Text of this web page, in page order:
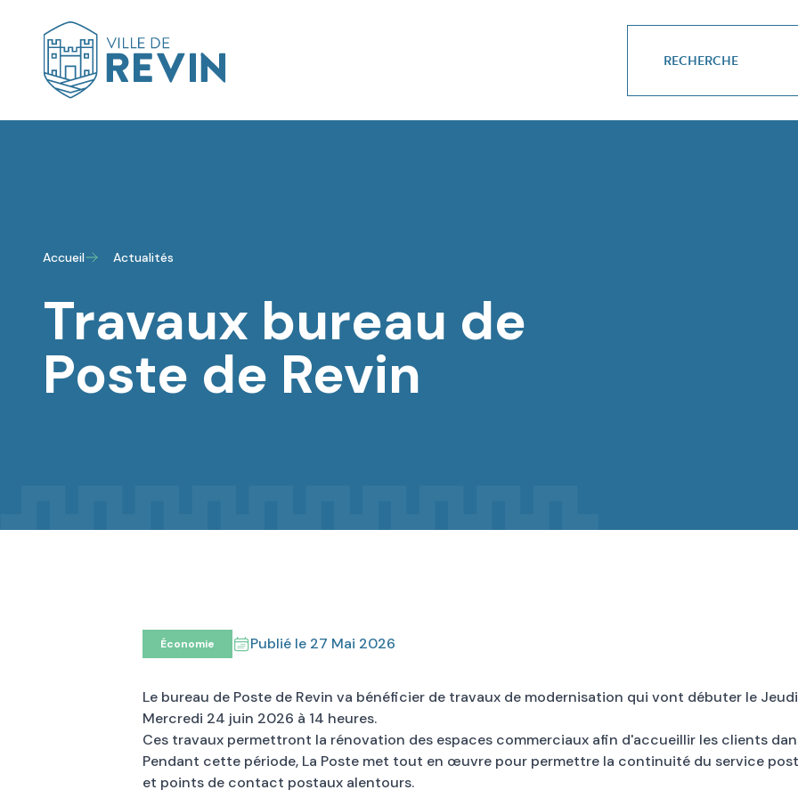
Accueil Actualités
Travaux bureau de
Poste de Revin
Économie Publié le 27 Mai 2026
Le bureau de Poste de Revin va bénéficier de travaux de modernisation qui vont débuter le
Mercredi 24 juin 2026 à 14 heures.
Ces travaux permettront la rénovation des espaces commerciaux afin d'accueillir les clients
Pendant cette période, La Poste met tout en œuvre pour permettre la continuité du service
et points de contact postaux alentours.